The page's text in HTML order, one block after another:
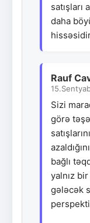
satışları
daha
Rauf
Sizi
görə
bağlı
yalnız
gələcək